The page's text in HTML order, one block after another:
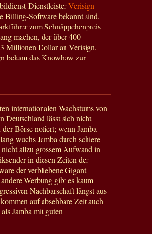
DienstleisterVerisign
Billing-Software bekannt sind.
zum Schnäppchenpreis
machen, der über 400
Millionen Dollar an Verisign.
bekam das Knowhow zur
internationalen Wachstums von
Deutschland lässt sich nicht
Börse notiert; wenn Jamba
wuchs Jamba durch schiere
allzu grossem Aufwand in
in diesen Zeiten der
der verbliebene Gigant
Werbung gibt es kaum
Nachbarschaft längst aus
auf absehbare Zeit auch
Jamba mit guten